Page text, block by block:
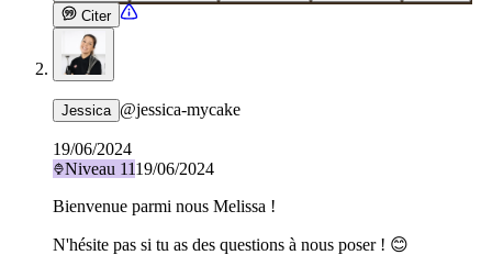
Citer
Jessica @jessica-mycake
19/06/2024
Niveau 1119/06/2024
Bienvenue parmi nous Melissa !
N'hésite pas si tu as des questions à nous poser ! 😊